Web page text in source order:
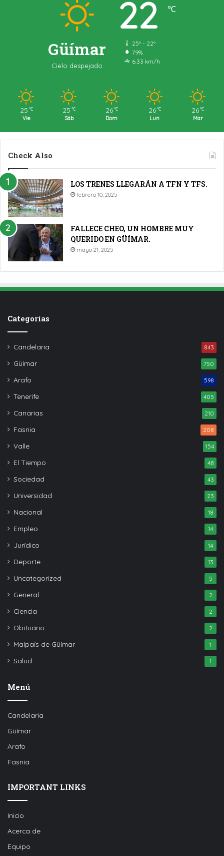
Güímar
Cielo despejado
22 ℃
25º - 22º
79%
6.33 km/h
25 ℃
Vie
25 ℃
Sáb
26 ℃
Dom
26 ℃
Lun
26 ℃
Mar
Check Also
LOS TRENES LLEGARÁN A TFN Y TFS.
febrero 10, 2025
FALLECE CHEO, UN HOMBRE MUY
QUERIDO EN GÜÍMAR.
mayo 21, 2025
Categorías
Candelaria 843
Güímar 750
Arafo 598
Tenerife 405
Canarias 210
Fasnia 208
Valle 154
El Tiempo 48
Sociedad 43
Universidad 23
Nacional 18
Empleo 14
Jurídico 14
Deporte 13
Uncategorized 5
General 2
Ciencia 2
Obituario 2
Malpaís de Güímar 1
Salud 1
Menú
Candelaria
Güímar
Arafo
Fasnia
IMPORTANT LINKS
Inicio
Acerca de
Equipo